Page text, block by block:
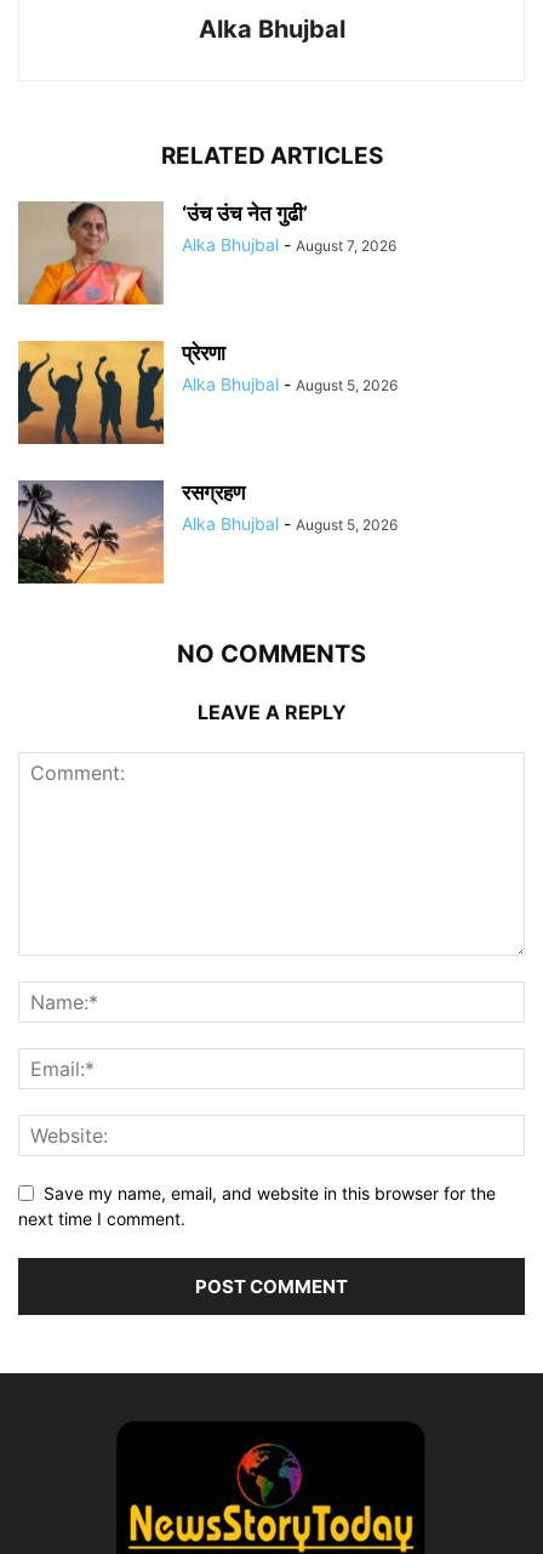
Alka Bhujbal
RELATED ARTICLES
‘उंच उंच नेत गुढी’
Alka Bhujbal - August 7, 2026
प्रेरणा
Alka Bhujbal - August 5, 2026
रसग्रहण
Alka Bhujbal - August 5, 2026
NO COMMENTS
LEAVE A REPLY
Save my name, email, and website in this browser for the
next time I comment.